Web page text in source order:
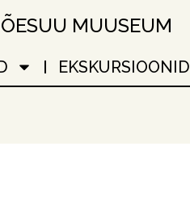
MUUSEUM
EKSKURSIOONID